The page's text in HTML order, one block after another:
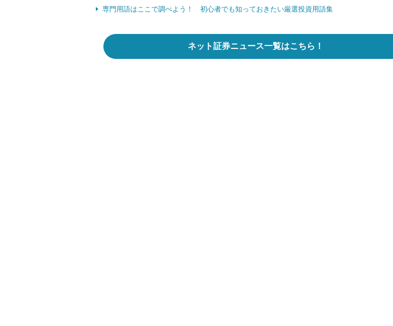
専門用語はここで調べよう！ 初心者でも知っておきたい厳選投資用語集
ネット証券ニュース一覧はこちら！